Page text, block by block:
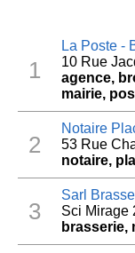
1
La Poste -
10 Rue
agence,
mairie,
2
Notaire
53 Rue
notaire,
3
Sarl
Sci Mirage
brasserie,